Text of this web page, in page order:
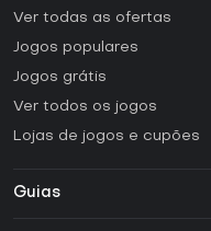
Ver todas as ofertas
Jogos populares
Jogos grátis
Ver todos os jogos
Lojas de jogos e cupões
Guias